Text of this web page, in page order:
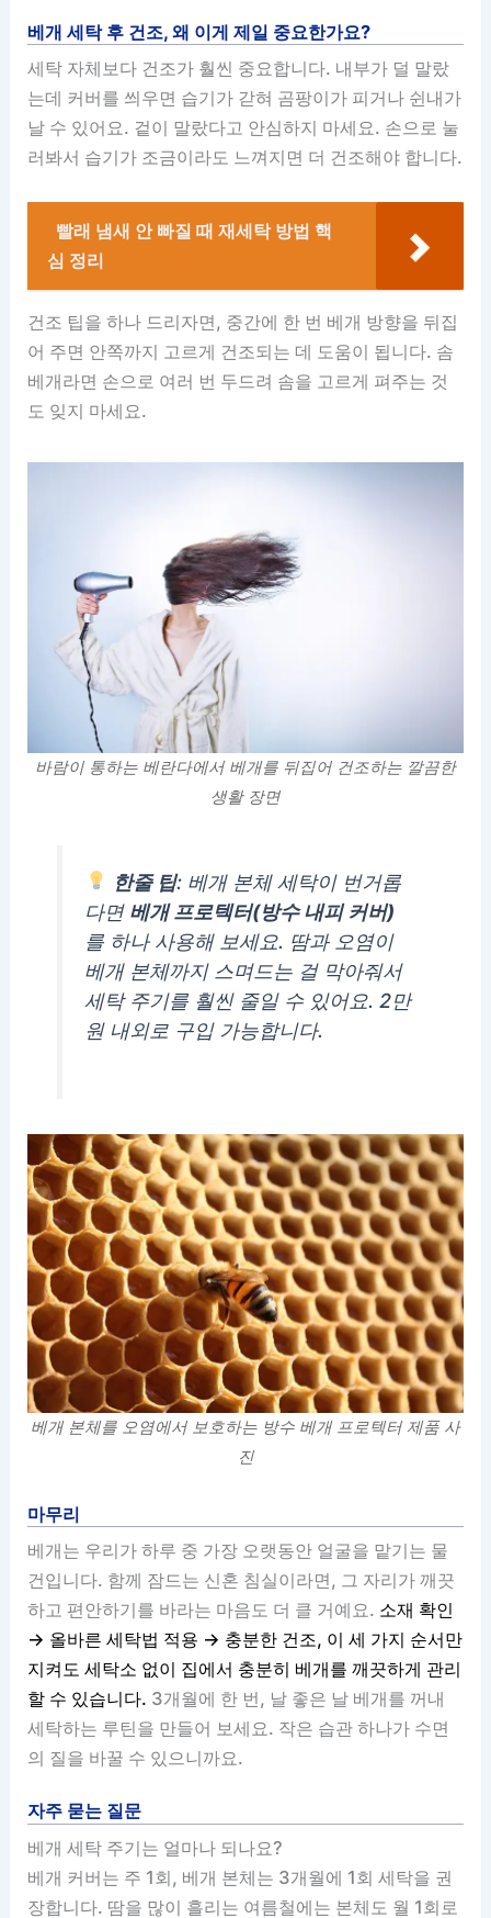
베개 세탁 후 건조, 왜 이게 제일 중요한가요?
세탁 자체보다 건조가 훨씬 중요합니다. 내부가 덜 말랐
는데 커버를 씌우면 습기가 갇혀 곰팡이가 피거나 쉰내가
날 수 있어요. 겉이 말랐다고 안심하지 마세요. 손으로 눌
러봐서 습기가 조금이라도 느껴지면 더 건조해야 합니다.
빨래 냄새 안 빠질 때 재세탁 방법 핵
심 정리
건조 팁을 하나 드리자면, 중간에 한 번 베개 방향을 뒤집
어 주면 안쪽까지 고르게 건조되는 데 도움이 됩니다. 솜
베개라면 손으로 여러 번 두드려 솜을 고르게 펴주는 것
도 잊지 마세요.
바람이 통하는 베란다에서 베개를 뒤집어 건조하는 깔끔한
생활 장면
한줄 팁: 베개 본체 세탁이 번거롭
다면 베개 프로텍터(방수 내피 커버)
를 하나 사용해 보세요. 땀과 오염이
베개 본체까지 스며드는 걸 막아줘서
세탁 주기를 훨씬 줄일 수 있어요. 2만
원 내외로 구입 가능합니다.
베개 본체를 오염에서 보호하는 방수 베개 프로텍터 제품 사
진
마무리
베개는 우리가 하루 중 가장 오랫동안 얼굴을 맡기는 물
건입니다. 함께 잠드는 신혼 침실이라면, 그 자리가 깨끗
하고 편안하기를 바라는 마음도 더 클 거예요. 소재 확인
→ 올바른 세탁법 적용 → 충분한 건조, 이 세 가지 순서만
지켜도 세탁소 없이 집에서 충분히 베개를 깨끗하게 관리
할 수 있습니다. 3개월에 한 번, 날 좋은 날 베개를 꺼내
세탁하는 루틴을 만들어 보세요. 작은 습관 하나가 수면
의 질을 바꿀 수 있으니까요.
자주 묻는 질문
베개 세탁 주기는 얼마나 되나요?
베개 커버는 주 1회, 베개 본체는 3개월에 1회 세탁을 권
장합니다. 땀을 많이 흘리는 여름철에는 본체도 월 1회로